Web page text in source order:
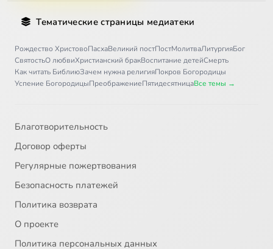
Тематические страницы медиатеки
Рождество ХристовоПасхаВеликий постПостМолитваЛитургияБог
СвятостьО любвиХристианский бракВоспитание детейСмерть
Как читать БиблиюЗачем нужна религияПокров Богородицы
Успение БогородицыПреображениеПятидесятницаВсе темы →
Благотворительность
Договор оферты
Регулярные пожертвования
Безопасность платежей
Политика возврата
О проекте
Политика персональных данных